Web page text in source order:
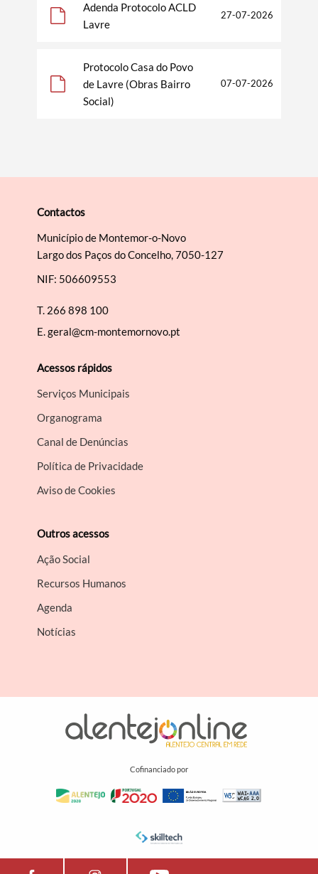
Adenda Protocolo ACLD
Lavre
27-07-2026
Protocolo Casa do Povo
de Lavre (Obras Bairro
Social)
07-07-2026
Contactos
Município de Montemor-o-Novo
Largo dos Paços do Concelho, 7050-127
NIF: 506609553
T. 266 898 100
E.geral@cm-montemornovo.pt
Acessos rápidos
Serviços Municipais
Organograma
Canal de Denúncias
Política de Privacidade
Aviso de Cookies
Outros acessos
Ação Social
Recursos Humanos
Agenda
Notícias
Cofinanciado por